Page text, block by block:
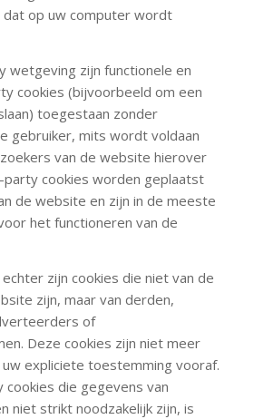
dat op uw computer wordt
wetgeving zijn functionele en
cookies (bijvoorbeeld om een
toegestaan zonder
gebruiker, mits wordt voldaan
van de website hierover
cookies worden geplaatst
de website en zijn in de meeste
het functioneren van de
zijn cookies die niet van de
zijn, maar van derden,
of
Deze cookies zijn niet meer
expliciete toestemming vooraf.
die gegevens van
niet strikt noodzakelijk zijn, is